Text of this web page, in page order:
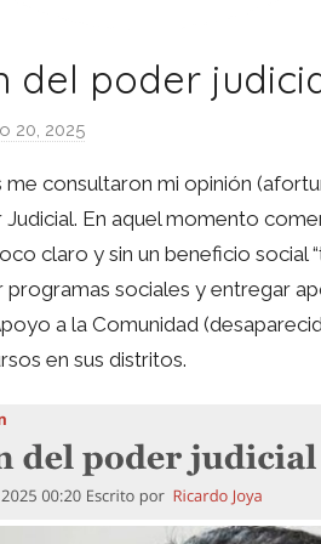
del poder
20, 2025
r
S
í
n
t
e
I
n
me consultaron mi opinión
En aquel momento
claro y sin un beneficio social
sociales y entregar
a la Comunidad
en sus distritos.